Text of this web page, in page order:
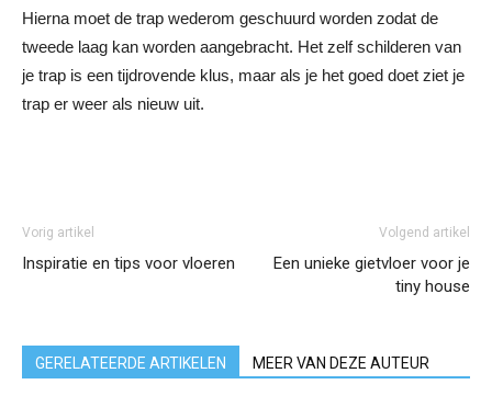
Hierna moet de trap wederom geschuurd worden zodat de
tweede laag kan worden aangebracht. Het zelf schilderen van
je trap is een tijdrovende klus, maar als je het goed doet ziet je
trap er weer als nieuw uit.
Vorig artikel
Inspiratie en tips voor vloeren
Volgend artikel
Een unieke gietvloer voor je
tiny house
GERELATEERDE ARTIKELEN MEER VAN DEZE AUTEUR